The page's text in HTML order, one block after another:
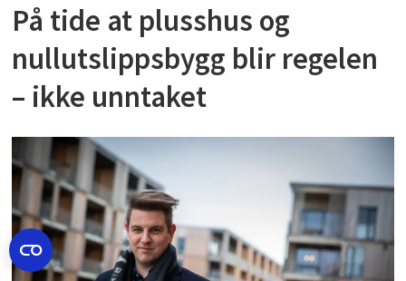
På tide at plusshus og
nullutslippsbygg blir regelen
– ikke unntaket